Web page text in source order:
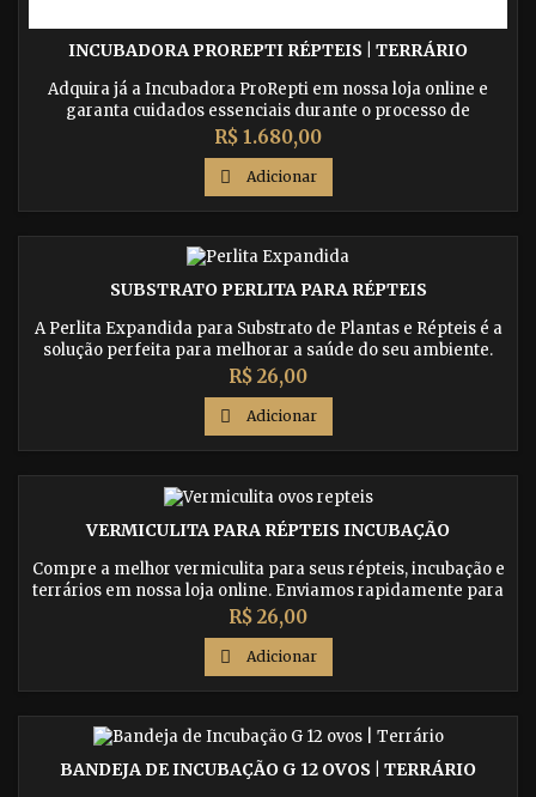
INCUBADORA PROREPTI RÉPTEIS | TERRÁRIO
Adquira já a Incubadora ProRepti em nossa loja online e
garanta cuidados essenciais durante o processo de
reprodução de seus répteis. Indicada para diversas
espécies, como pogona, gecko, iguana, jabuti, cobras, entre
outros.
Preço
R$ 1.680,00
 Adicionar
SUBSTRATO PERLITA PARA RÉPTEIS
A Perlita Expandida para Substrato de Plantas e Répteis é a
solução perfeita para melhorar a saúde do seu ambiente.
Compre agora e proporcione um substrato mais saudável e
nutritivo para suas plantas e répteis.
Preço
R$ 26,00
 Adicionar
VERMICULITA PARA RÉPTEIS INCUBAÇÃO
Compre a melhor vermiculita para seus répteis, incubação e
terrários em nossa loja online. Enviamos rapidamente para
todo o Brasil. Confira agora!
Preço
R$ 26,00
 Adicionar
BANDEJA DE INCUBAÇÃO G 12 OVOS | TERRÁRIO